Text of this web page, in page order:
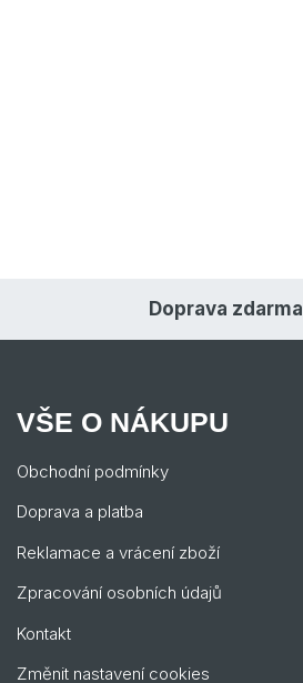
Doprava zdarma
VŠE O NÁKUPU
Obchodní podmínky
Doprava a platba
Reklamace a vrácení zboží
Zpracování osobních údajů
Kontakt
Změnit nastavení cookies